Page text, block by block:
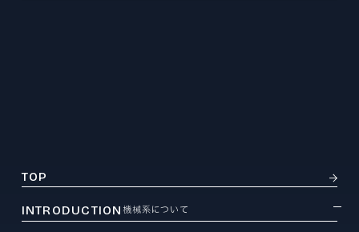
TOP
INTRODUCTION 機械系について